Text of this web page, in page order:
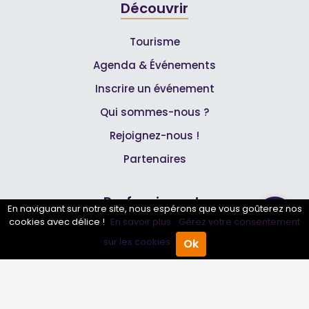
Annuaire Pro Agenda
Découvrir
Tourisme
Agenda & Événements
Inscrire un événement
Qui sommes-nous ?
Rejoignez-nous !
Partenaires
Professionnels
Annuaire pro
Inscrire mon entreprise
En naviguant sur notre site, nous espérons que vous goûterez nos
cookies avec délice ! En savoir plus. Gérez votre consentement
sur les cookies.
Ok